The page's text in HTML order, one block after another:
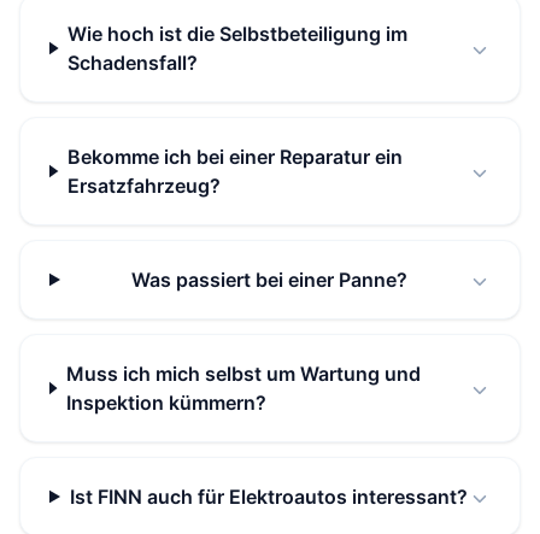
Wie hoch ist die Selbstbeteiligung im
Schadensfall?
Bekomme ich bei einer Reparatur ein
Ersatzfahrzeug?
Was passiert bei einer Panne?
Muss ich mich selbst um Wartung und
Inspektion kümmern?
Ist FINN auch für Elektroautos interessant?